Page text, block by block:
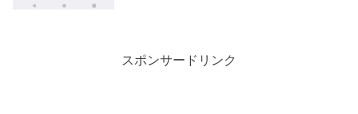
スポンサードリンク